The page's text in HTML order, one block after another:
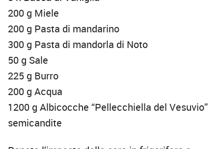
200 g Miele
200 g Pasta di mandarino
300 g Pasta di mandorla di Noto
50 g Sale
225 g Burro
200 g Acqua
1200 g Albicocche “Pellecchiella del Vesuvio”
semicandite